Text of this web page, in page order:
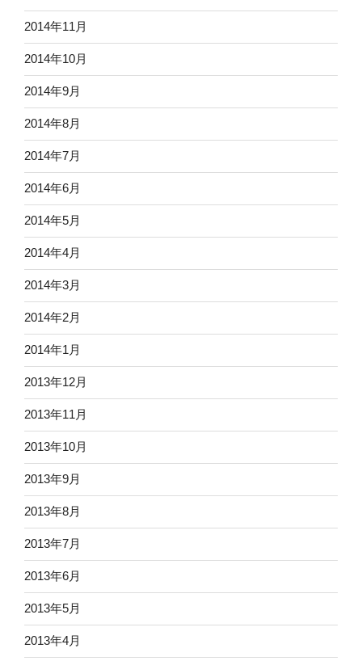
2014年11月
2014年10月
2014年9月
2014年8月
2014年7月
2014年6月
2014年5月
2014年4月
2014年3月
2014年2月
2014年1月
2013年12月
2013年11月
2013年10月
2013年9月
2013年8月
2013年7月
2013年6月
2013年5月
2013年4月